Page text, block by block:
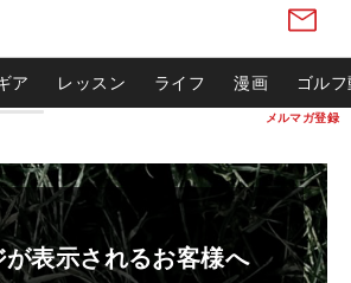
メルマガ登録
ア レッスン ライフ 漫画 ゴル
が表示されるお客様へ